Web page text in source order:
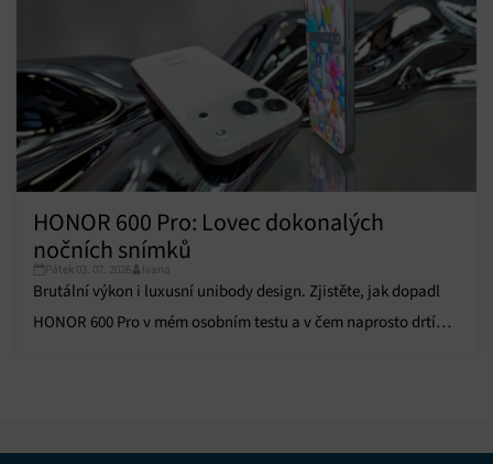
HONOR 600 Pro: Lovec dokonalých
nočních snímků
Pátek 03. 07. 2026 Ivana
Brutální výkon i luxusní unibody design. Zjistěte, jak dopadl
HONOR 600 Pro v mém osobním testu a v čem naprosto drtí